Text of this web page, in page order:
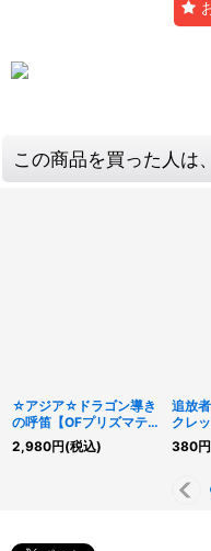
この商品を買った人は
☆アジア☆ドラゴン導き
の呼笛【OFプリズマテ
ィックシークレット】
{アジアLOCR-JP003}
2,980円(税込)
追放
クレ
380円